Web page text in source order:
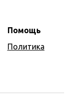
Помощь
Политика